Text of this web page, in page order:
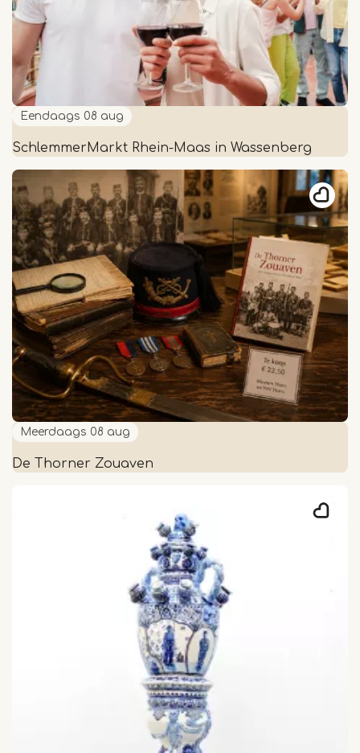
Eendaags 08 aug
SchlemmerMarkt Rhein-Maas in Wassenberg
SchlemmerMarkt
Rhein-
Maas
in
Wassenberg
Meerdaags 08 aug
De Thorner Zouaven